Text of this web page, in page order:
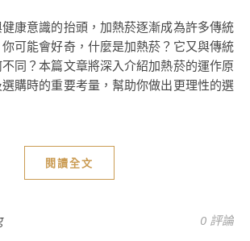
可能會好奇，什麼是加熱菸？它又與傳統
同？本篇文章將深入介紹加熱菸的運作原
購時的重要考量，幫助你做出更理性的選
閱讀全文
0 評論